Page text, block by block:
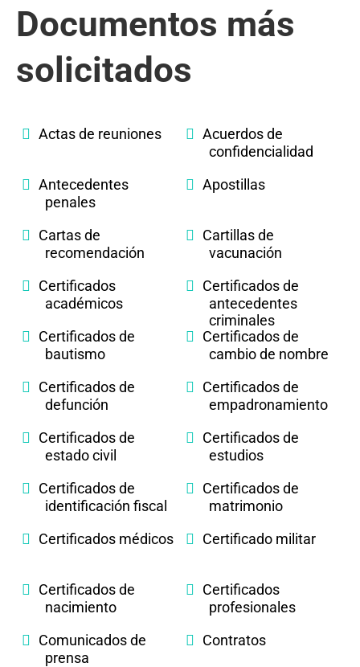
Documentos más
solicitados
Actas de reuniones
Acuerdos de
confidencialidad
Antecedentes
penales
Apostillas
Cartas de
recomendación
Cartillas de
vacunación
Certificados
académicos
Certificados de
antecedentes
criminales
Certificados de
bautismo
Certificados de
cambio de nombre
Certificados de
defunción
Certificados de
empadronamiento
Certificados de
estado civil
Certificados de
estudios
Certificados de
identificación fiscal
Certificados de
matrimonio
Certificados médicos
Certificado militar
Certificados de
nacimiento
Certificados
profesionales
Comunicados de
prensa
Contratos